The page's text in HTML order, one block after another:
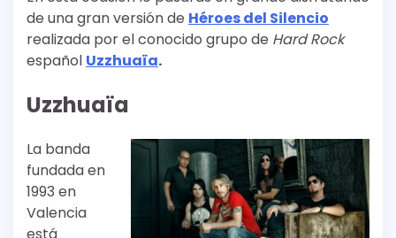
de una gran versión de Héroes del Silencio
realizada por el conocido grupo de Hard Rock
español Uzzhuaïa.
Uzzhuaïa
La banda
fundada en
1993 en
Valencia
está